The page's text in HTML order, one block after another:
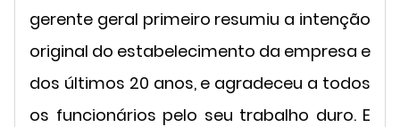
gerente geral primeiro resumiu a intenção
original do estabelecimento da empresa e
dos últimos 20 anos, e agradeceu a todos
os funcionários pelo seu trabalho duro. E